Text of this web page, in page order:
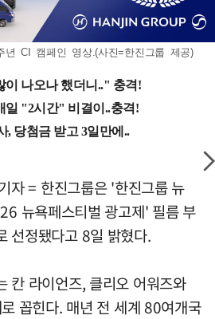
년 CI 캠페인 영상.(사진=한진그룹 제공)
자 = 한진그룹은 '한진그룹 뉴
뉴욕페스티벌 광고제' 필름 부
선정됐다고 8일 밝혔다.
칸 라이언즈, 클리오 어워즈와
꼽힌다. 매년 전 세계 80여개국